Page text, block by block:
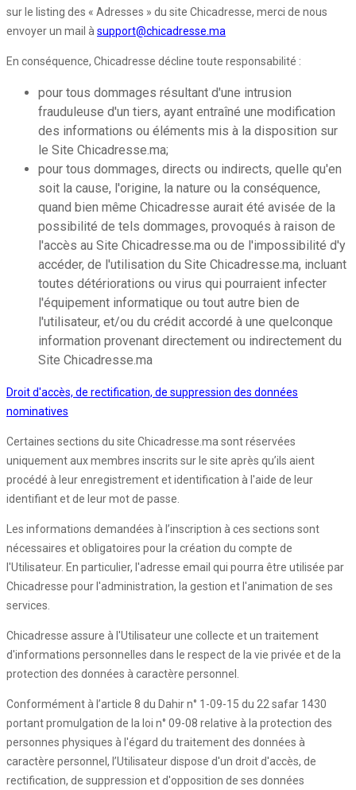
sur le listing des « Adresses » du site Chicadresse, merci de nous
envoyer un mail à support@chicadresse.ma
En conséquence, Chicadresse décline toute responsabilité :
pour tous dommages résultant d'une intrusion
frauduleuse d'un tiers, ayant entraîné une modification
des informations ou éléments mis à la disposition sur
le Site Chicadresse.ma;
pour tous dommages, directs ou indirects, quelle qu'en
soit la cause, l'origine, la nature ou la conséquence,
quand bien même Chicadresse aurait été avisée de la
possibilité de tels dommages, provoqués à raison de
l'accès au Site Chicadresse.ma ou de l'impossibilité d'y
accéder, de l'utilisation du Site Chicadresse.ma, incluant
toutes détériorations ou virus qui pourraient infecter
l'équipement informatique ou tout autre bien de
l'utilisateur, et/ou du crédit accordé à une quelconque
information provenant directement ou indirectement du
Site Chicadresse.ma
Droit d'accès, de rectification, de suppression des données
nominatives
Certaines sections du site Chicadresse.ma sont réservées
uniquement aux membres inscrits sur le site après qu’ils aient
procédé à leur enregistrement et identification à l'aide de leur
identifiant et de leur mot de passe.
Les informations demandées à l’inscription à ces sections sont
nécessaires et obligatoires pour la création du compte de
l'Utilisateur. En particulier, l'adresse email qui pourra être utilisée par
Chicadresse pour l'administration, la gestion et l'animation de ses
services.
Chicadresse assure à l'Utilisateur une collecte et un traitement
d'informations personnelles dans le respect de la vie privée et de la
protection des données à caractère personnel.
Conformément à l’article 8 du Dahir n° 1-09-15 du 22 safar 1430
portant promulgation de la loi n° 09-08 relative à la protection des
personnes physiques à l'égard du traitement des données à
caractère personnel, l’Utilisateur dispose d'un droit d'accès, de
rectification, de suppression et d'opposition de ses données